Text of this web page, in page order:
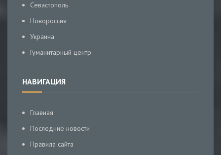
Севастополь
Новороссия
Украина
Гуманитарный центр
НАВИГАЦИЯ
Главная
Последние новости
Правила сайта